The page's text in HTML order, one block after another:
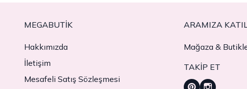
MEGABUTIK
Hakkımızda
İletişim
Mesafeli Satış Sözleşmesi
ARAMIZA
Mağaza &
TAKIP ET